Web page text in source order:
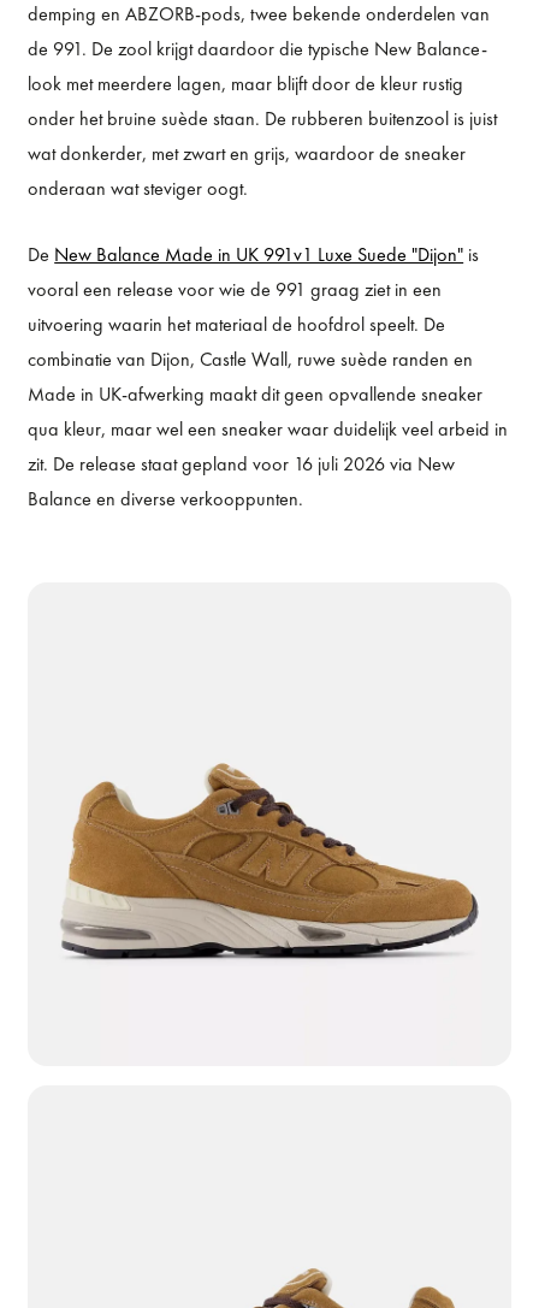
demping en ABZORB-pods, twee bekende onderdelen van
de 991. De zool krijgt daardoor die typische New Balance-
look met meerdere lagen, maar blijft door de kleur rustig
onder het bruine suède staan. De rubberen buitenzool is juist
wat donkerder, met zwart en grijs, waardoor de sneaker
onderaan wat steviger oogt.
De New Balance Made in UK 991v1 Luxe Suede "Dijon" is
vooral een release voor wie de 991 graag ziet in een
uitvoering waarin het materiaal de hoofdrol speelt. De
combinatie van Dijon, Castle Wall, ruwe suède randen en
Made in UK-afwerking maakt dit geen opvallende sneaker
qua kleur, maar wel een sneaker waar duidelijk veel arbeid in
zit. De release staat gepland voor 16 juli 2026 via New
Balance en diverse verkooppunten.